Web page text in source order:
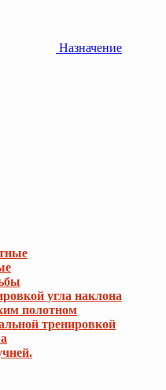
Назначение
угла наклона
полотном
тренировкой